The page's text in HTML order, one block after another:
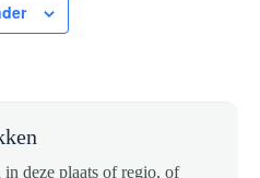
deze plaats of regio, of